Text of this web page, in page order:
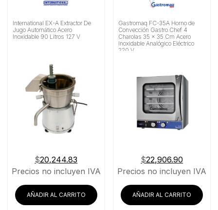
International EX-A Extractor De
Jugo Automático Acero
Inoxidable 90 Litros 127 V
$20,244.83
Precios no incluyen IVA
AÑADIR AL CARRITO
Gastromaq FC-35A Horno de
Convección Gastro Chef 4
Charolas 35 x 35 Cm Acero
Inoxidable Analógico Eléctrico
220 V
$22,906.90
Precios no incluyen IVA
AÑADIR AL CARRITO